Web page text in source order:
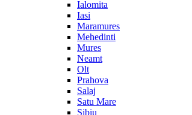
Ialomita
Iasi
Maramures
Mehedinti
Mures
Neamt
Olt
Prahova
Salaj
Satu Mare
Sibiu